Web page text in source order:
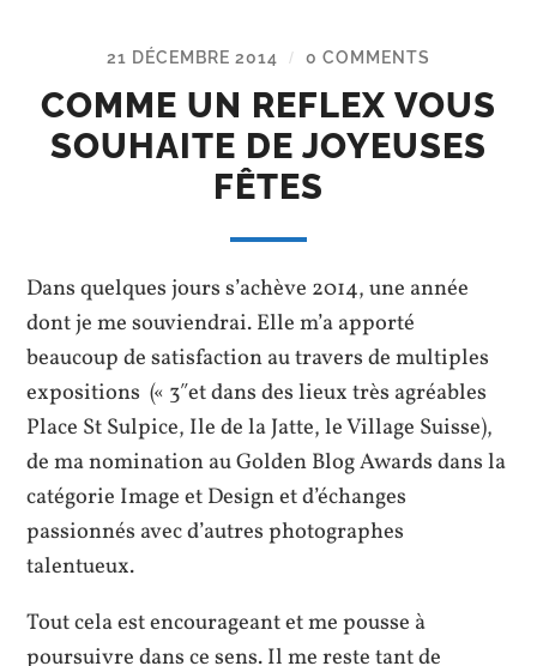
21 DÉCEMBRE 2014 / 0 COMMENTS
COMME UN REFLEX VOUS
SOUHAITE DE JOYEUSES
FÊTES
Dans quelques jours s’achève 2014, une année
dont je me souviendrai. Elle m’a apporté
beaucoup de satisfaction au travers de multiples
expositions (« 3″et dans des lieux très agréables
Place St Sulpice, Ile de la Jatte, le Village Suisse),
de ma nomination au Golden Blog Awards dans la
catégorie Image et Design et d’échanges
passionnés avec d’autres photographes
talentueux.
Tout cela est encourageant et me pousse à
poursuivre dans ce sens. Il me reste tant de